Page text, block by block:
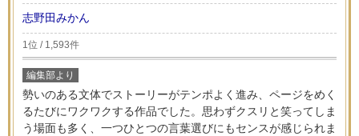
志野田みかん
1位 / 1,593件
編集部より
勢いのある文体でストーリーがテンポよく進み、ページをめく
るたびにワクワクする作品でした。思わずクスリと笑ってしま
う場面も多く、一つひとつの言葉選びにもセンスが感じられま